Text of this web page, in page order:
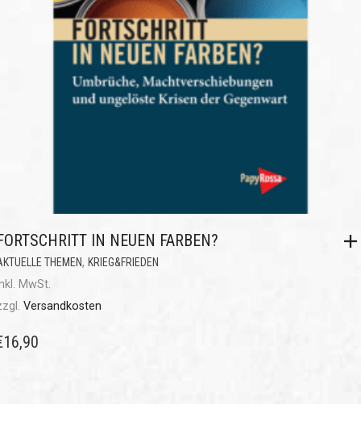
IN NEUEN FARBEN?
THEMEN, KRIEG&FRIEDEN
MwSt.
Versandkosten
16,90